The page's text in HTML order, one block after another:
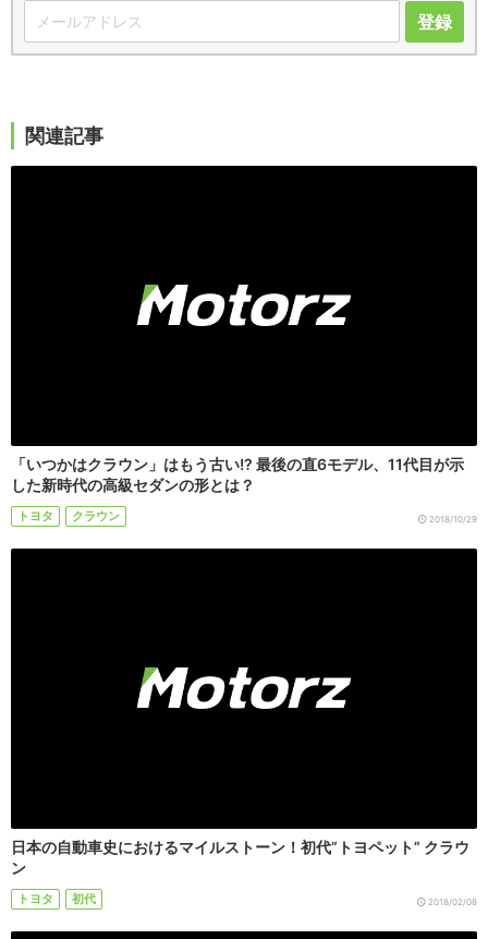
登録
関連記事
「いつかはクラウン」はもう古い!? 最後の直6モデル、11代目が示
した新時代の高級セダンの形とは？
トヨタ クラウン 2018/10/29
日本の自動車史におけるマイルストーン！初代”トヨペット” クラウ
ン
トヨタ 初代 2018/02/08